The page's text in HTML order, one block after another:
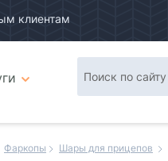
клиентам
Фаркопы Шары для прицепов